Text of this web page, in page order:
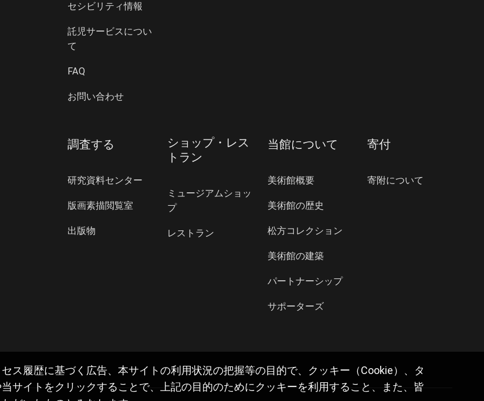
ス履歴に基づく広告、本サイトの利用状況の把握等の目的で、クッキー（Cookie）、タ
サイトをクリックすることで、上記の目的のためにクッキーを利用すること、また、皆
セシビリティ情報
託児サービスについ
て
FAQ
お問い合わせ
調査する
研究資料センター
版画素描閲覧室
出版物
ショップ・レス
トラン
ミュージアムショッ
プ
レストラン
当館について
美術館概要
美術館の歴史
松方コレクション
美術館の建築
パートナーシップ
サポーターズ
寄付
寄附について